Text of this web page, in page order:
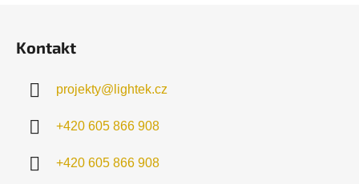
Kontakt
projekty@ lightek.cz
+420 605 866 908
+420 605 866 908